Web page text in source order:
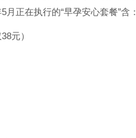
正在执行的“早孕安心套餐”含：
元）